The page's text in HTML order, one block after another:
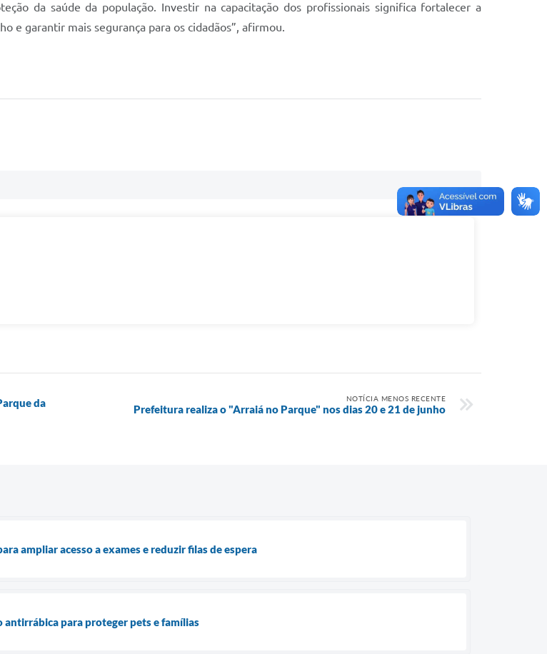
da saúde da população. Investir na capacitação dos profissionais significa fortalecer a
e garantir mais segurança para os cidadãos”, afirmou.
da
NOTÍCIA MENOS RECENTE
Prefeitura realiza o "Arraiá no Parque" nos dias 20 e 21 de junho
ampliar acesso a exames e reduzir filas de espera
para proteger pets e famílias